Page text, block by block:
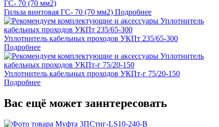
Гильза винтовая ГС- 70 (70 мм2) Подробнее
Уплотнитель кабельных проходов УКПт 235/65-300
Подробнее
Уплотнитель кабельных проходов УКПт-г 75/20-150
Подробнее
Вас ещё может заинтересовать